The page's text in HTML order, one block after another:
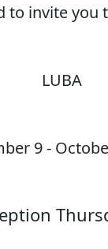
to invite you
LUBA
9 -